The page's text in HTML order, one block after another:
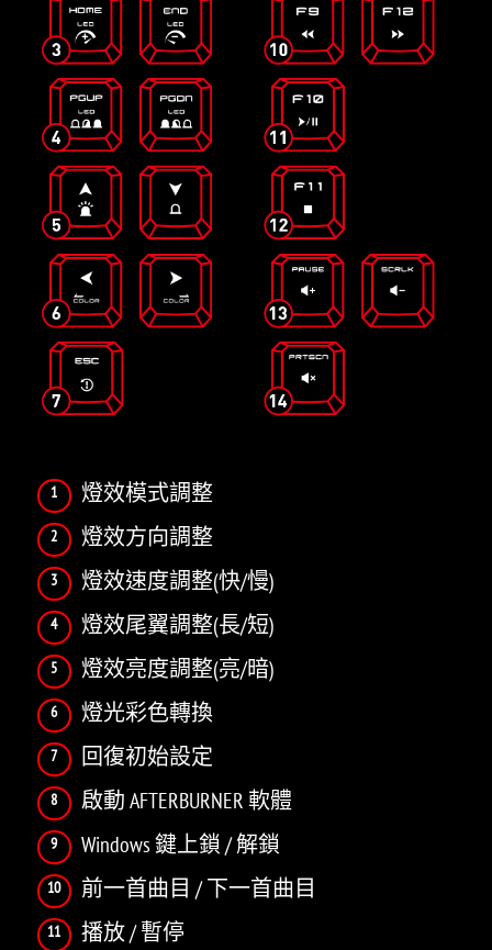
燈效模式調整
燈效方向調整
燈效速度調整(快/慢)
燈效尾翼調整(長/短)
燈效亮度調整(亮/暗)
燈光彩色轉換
回復初始設定
啟動 AFTERBURNER 軟體
Windows 鍵上鎖 / 解鎖
前一首曲目 / 下一首曲目
播放 / 暫停